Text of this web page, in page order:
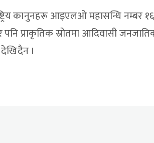
कानुनहरू आइएलओ महासन्धि नम्बर
प्राकृतिक स्रोतमा आदिवासी
।